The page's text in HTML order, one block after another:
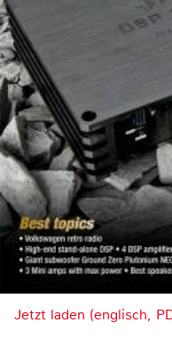
Jetzt laden (englisch,